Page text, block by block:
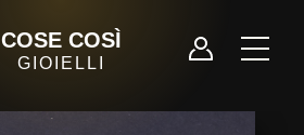
COSE COSÌ
GIOIELLI